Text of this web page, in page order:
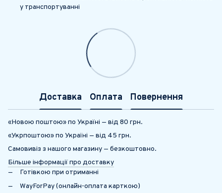
у транспортуванні
Доставка Оплата Повернення
«Новою поштою» по Україні — від 80 грн.
«Укрпоштою» по Україні — від 45 грн.
Самовивіз з нашого магазину — безкоштовно.
Більше інформації про доставку
Готівкою при отриманні
WayForPay (онлайн-оплата карткою)